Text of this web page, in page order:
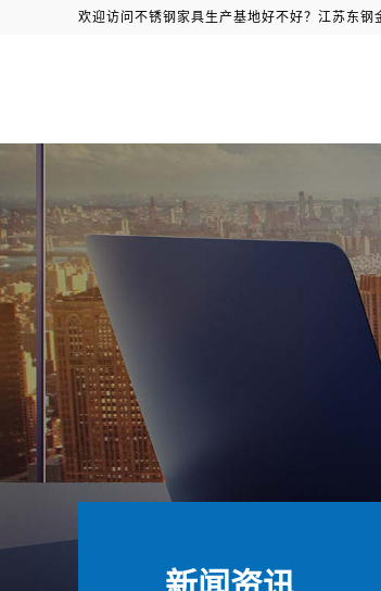
欢迎访问不锈钢家具生产基地好不好？江苏东钢